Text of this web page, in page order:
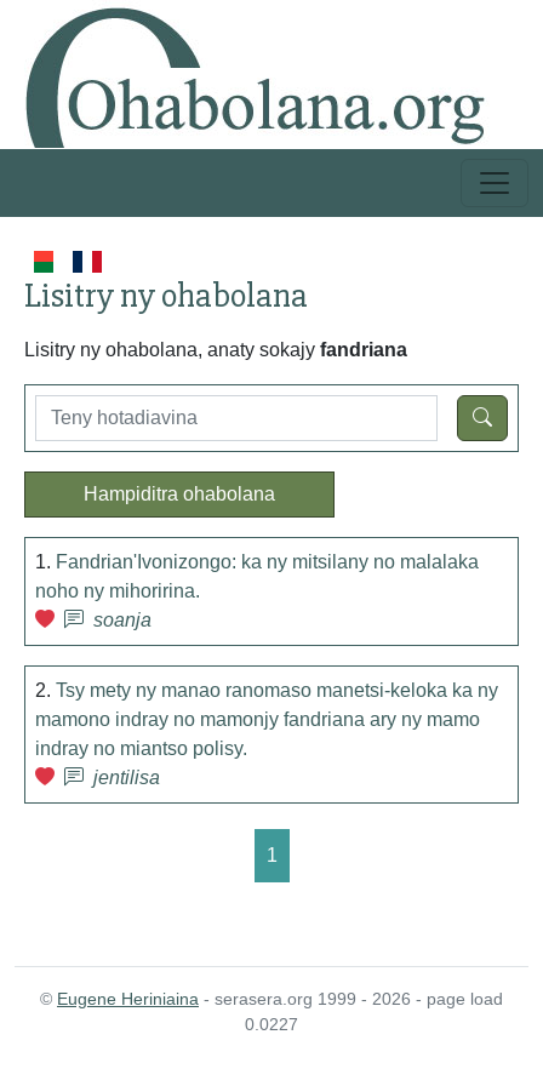
Lisitry ny ohabolana
Lisitry ny ohabolana, anaty sokajy fandriana
Hampiditra ohabolana
1. Fandrian'Ivonizongo: ka ny mitsilany no malalaka
noho ny mihoririna.
soanja
2. Tsy mety ny manao ranomaso manetsi-keloka ka ny
mamono indray no mamonjy fandriana ary ny mamo
indray no miantso polisy.
jentilisa
1
© Eugene Heriniaina - serasera.org 1999 - 2026 - page load
0.0227